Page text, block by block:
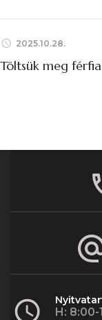
2025.10.28.
Töltsük meg
H: 8:00-